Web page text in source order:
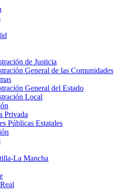
de Justicia
General de las Comunidades
General del Estado
Local
Privada
Públicas Estatales
La Mancha